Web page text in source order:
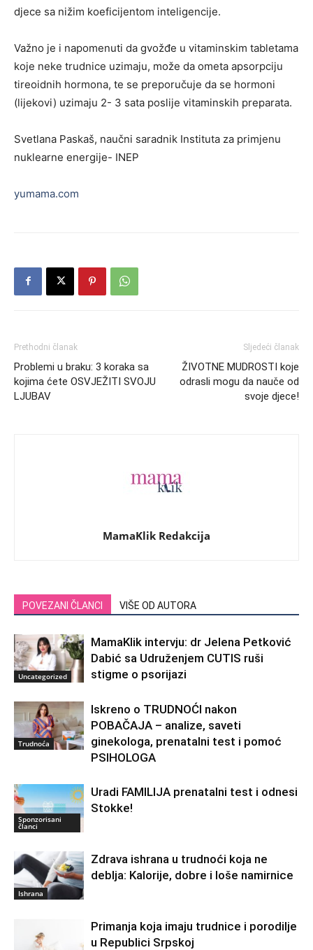
djece sa nižim koeficijentom inteligencije.
Važno je i napomenuti da gvožđe u vitaminskim tabletama
koje neke trudnice uzimaju, može da ometa apsorpciju
tireoidnih hormona, te se preporučuje da se hormoni
(lijekovi) uzimaju 2- 3 sata poslije vitaminskih preparata.
Svetlana Paskaš, naučni saradnik Instituta za primjenu
nuklearne energije- INEP
yumama.com
Prethodni članak
Problemi u braku: 3 koraka sa
kojima ćete OSVJEŽITI SVOJU
LJUBAV
Sljedeći članak
ŽIVOTNE MUDROSTI koje
odrasli mogu da nauče od
svoje djece!
MamaKlik Redakcija
POVEZANI ČLANCI VIŠE OD AUTORA
Uncategorized
MamaKlik intervju: dr Jelena Petković
Dabić sa Udruženjem CUTIS ruši
stigme o psorijazi
Trudnoća
Iskreno o TRUDNOĆI nakon
POBAČAJA – analize, saveti
ginekologa, prenatalni test i pomoć
PSIHOLOGA
Sponzorisani
članci
Uradi FAMILIJA prenatalni test i odnesi
Stokke!
Ishrana
Zdrava ishrana u trudnoći koja ne
deblja: Kalorije, dobre i loše namirnice
Primanja koja imaju trudnice i porodilje
u Republici Srpskoj